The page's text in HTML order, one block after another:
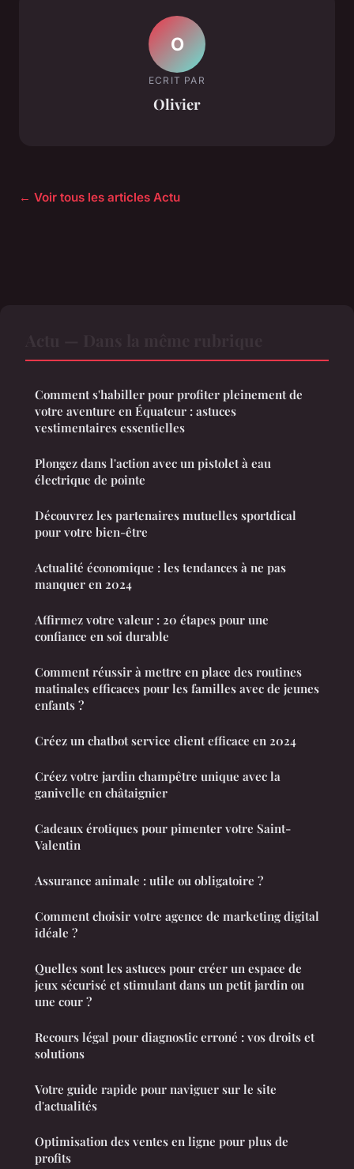
O
ECRIT PAR
Olivier
← Voir tous les articles Actu
Comment s'habiller pour profiter pleinement de
votre aventure en Équateur : astuces
vestimentaires essentielles
Plongez dans l'action avec un pistolet à eau
électrique de pointe
Découvrez les partenaires mutuelles sportdical
pour votre bien-être
Actualité économique : les tendances à ne pas
manquer en 2024
Affirmez votre valeur : 20 étapes pour une
confiance en soi durable
Comment réussir à mettre en place des routines
matinales efficaces pour les familles avec de jeunes
enfants ?
Créez un chatbot service client efficace en 2024
Créez votre jardin champêtre unique avec la
ganivelle en châtaignier
Cadeaux érotiques pour pimenter votre Saint-
Valentin
Assurance animale : utile ou obligatoire ?
Comment choisir votre agence de marketing digital
idéale ?
Quelles sont les astuces pour créer un espace de
jeux sécurisé et stimulant dans un petit jardin ou
une cour ?
Recours légal pour diagnostic erroné : vos droits et
solutions
Votre guide rapide pour naviguer sur le site
d'actualités
Optimisation des ventes en ligne pour plus de
profits